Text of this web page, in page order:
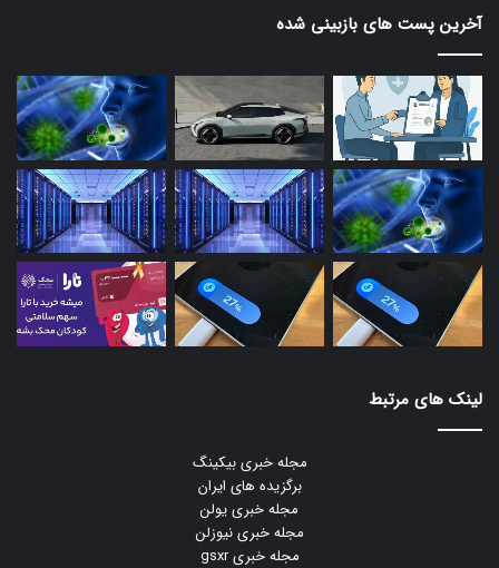
آخرین پست های بازبینی شده
لینک های مرتبط
مجله خبری بیکینگ
برگزیده های ایران
مجله خبری یولن
مجله خبری نیوزلن
مجله خبری gsxr